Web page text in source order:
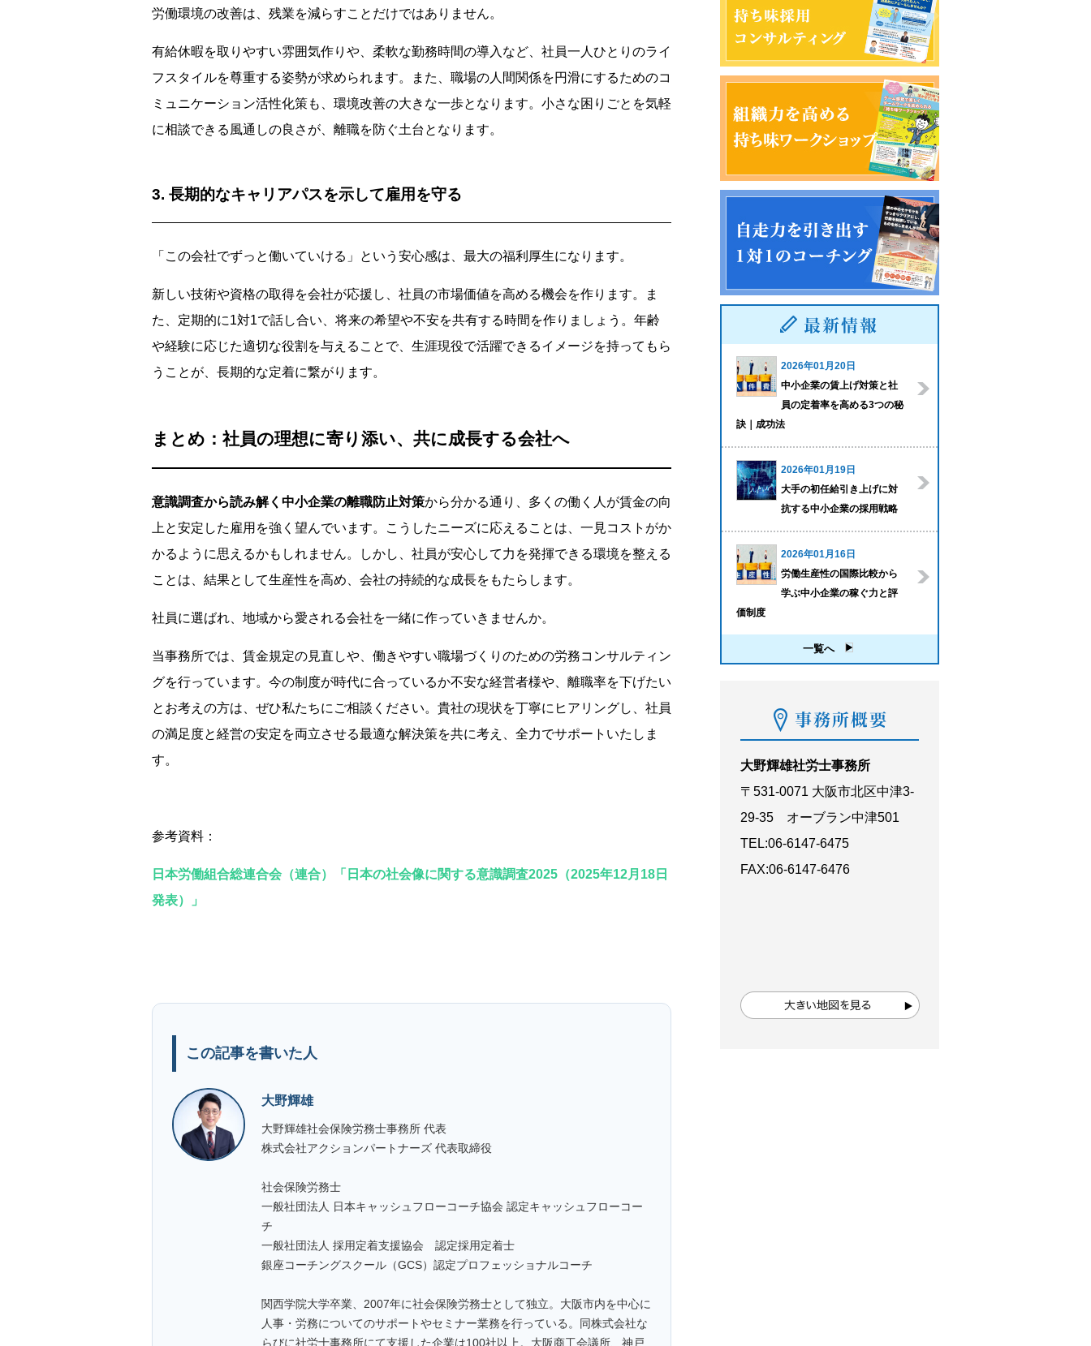
労働環境の改善は、残業を減らすことだけではありません。
有給休暇を取りやすい雰囲気作りや、柔軟な勤務時間の導入など、社員一人ひとりのライ
フスタイルを尊重する姿勢が求められます。また、職場の人間関係を円滑にするためのコ
ミュニケーション活性化策も、環境改善の大きな一歩となります。小さな困りごとを気軽
に相談できる風通しの良さが、離職を防ぐ土台となります。
3. 長期的なキャリアパスを示して雇用を守る
「この会社でずっと働いていける」という安心感は、最大の福利厚生になります。
新しい技術や資格の取得を会社が応援し、社員の市場価値を高める機会を作ります。ま
た、定期的に1対1で話し合い、将来の希望や不安を共有する時間を作りましょう。年齢
や経験に応じた適切な役割を与えることで、生涯現役で活躍できるイメージを持ってもら
うことが、長期的な定着に繋がります。
まとめ：社員の理想に寄り添い、共に成長する会社へ
意識調査から読み解く中小企業の離職防止対策から分かる通り、多くの働く人が賃金の向
上と安定した雇用を強く望んでいます。こうしたニーズに応えることは、一見コストがか
かるように思えるかもしれません。しかし、社員が安心して力を発揮できる環境を整える
ことは、結果として生産性を高め、会社の持続的な成長をもたらします。
社員に選ばれ、地域から愛される会社を一緒に作っていきませんか。
当事務所では、賃金規定の見直しや、働きやすい職場づくりのための労務コンサルティン
グを行っています。今の制度が時代に合っているか不安な経営者様や、離職率を下げたい
とお考えの方は、ぜひ私たちにご相談ください。貴社の現状を丁寧にヒアリングし、社員
の満足度と経営の安定を両立させる最適な解決策を共に考え、全力でサポートいたしま
す。
参考資料：
日本労働組合総連合会（連合）「日本の社会像に関する意識調査2025（2025年12月18日
発表）」
この記事を書いた人
大野輝雄
大野輝雄社会保険労務士事務所 代表
株式会社アクションパートナーズ 代表取締役
社会保険労務士
一般社団法人 日本キャッシュフローコーチ協会 認定キャッシュフローコー
チ
一般社団法人 採用定着支援協会 認定採用定着士
銀座コーチングスクール（GCS）認定プロフェッショナルコーチ
関西学院大学卒業、2007年に社会保険労務士として独立。大阪市内を中心に
人事・労務についてのサポートやセミナー業務を行っている。同株式会社な
らびに社労士事務所にて支援した企業は100社以上。大阪商工会議所、神戸
2026年01月20日
中小企業の賃上げ対策と社
員の定着率を高める3つの秘
訣｜成功法
2026年01月19日
大手の初任給引き上げに対
抗する中小企業の採用戦略
2026年01月16日
労働生産性の国際比較から
学ぶ中小企業の稼ぐ力と評
価制度
一覧へ
大野輝雄社労士事務所
〒531-0071 大阪市北区中津3-
29-35 オーブラン中津501
TEL:06-6147-6475
FAX:06-6147-6476